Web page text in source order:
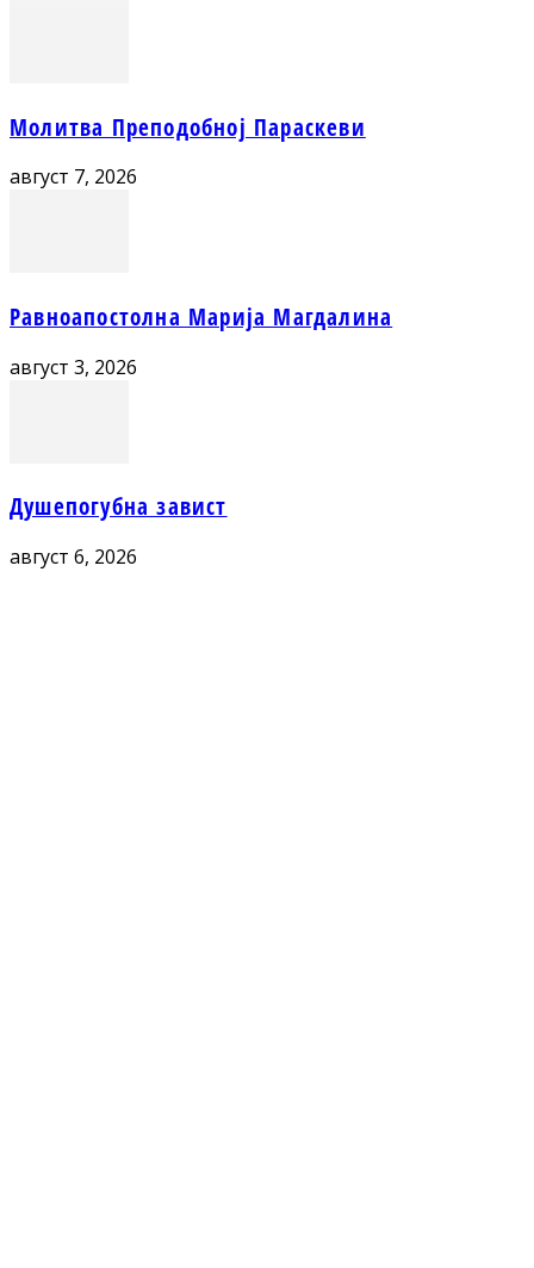
Молитва Преподобној Параскеви
август 7, 2026
Равноапостолна Марија Магдалина
август 3, 2026
Душепогубна завист
август 6, 2026